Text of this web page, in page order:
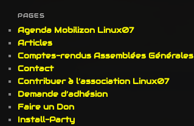
PAGES
Agenda Mobilizon Linux07
Articles
Comptes-rendus Assemblées Générales
Contact
Contribuer à l’association Linux07
Demande d’adhésion
Faire un Don
Install-Party